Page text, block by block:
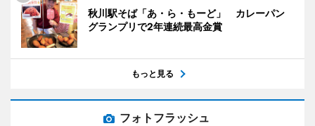
秋川駅そば「あ・ら・もーど」 カレーパン
グランプリで2年連続最高金賞
もっと見る
フォトフラッシュ